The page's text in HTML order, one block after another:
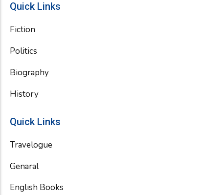
Quick Links
Fiction
Politics
Biography
History
Quick Links
Travelogue
Genaral
English Books